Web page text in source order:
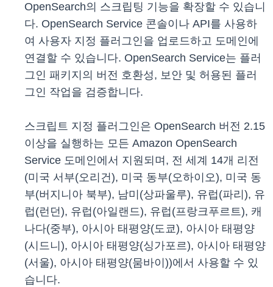
OpenSearch의 스크립팅 기능을 확장할 수 있습니
다. OpenSearch Service 콘솔이나 API를 사용하
여 사용자 지정 플러그인을 업로드하고 도메인에
연결할 수 있습니다. OpenSearch Service는 플러
그인 패키지의 버전 호환성, 보안 및 허용된 플러
그인 작업을 검증합니다.
스크립트 지정 플러그인은 OpenSearch 버전 2.15
이상을 실행하는 모든 Amazon OpenSearch
Service 도메인에서 지원되며, 전 세계 14개 리전
(미국 서부(오리건), 미국 동부(오하이오), 미국 동
부(버지니아 북부), 남미(상파울루), 유럽(파리), 유
럽(런던), 유럽(아일랜드), 유럽(프랑크푸르트), 캐
나다(중부), 아시아 태평양(도쿄), 아시아 태평양
(시드니), 아시아 태평양(싱가포르), 아시아 태평양
(서울), 아시아 태평양(뭄바이))에서 사용할 수 있
습니다.